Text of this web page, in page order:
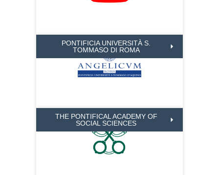
PONTIFICIA UNIVERSITÀ S.
TOMMASO DI ROMA
THE PONTIFICAL ACADEMY OF
SOCIAL SCIENCES